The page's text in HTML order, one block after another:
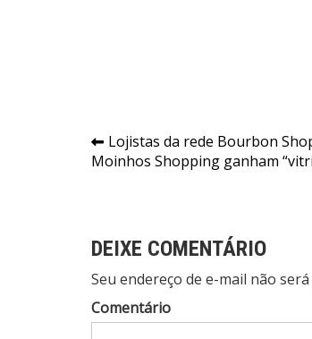
Navegação
de
Lojistas da rede Bourbon
Moinhos Shopping ganham
DEIXE COMENTÁRIO
Seu endereço de e-mail não
Comentário